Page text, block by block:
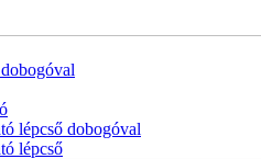
lépcső dobogóval
lépcső